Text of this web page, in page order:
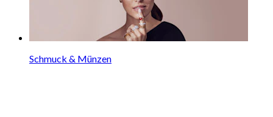
Schmuck & Münzen